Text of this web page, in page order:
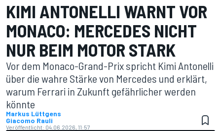
KIMI ANTONELLI WARNT VOR
MONACO: MERCEDES NICHT
NUR BEIM MOTOR STARK
Vor dem Monaco-Grand-Prix spricht Kimi Antonelli
über die wahre Stärke von Mercedes und erklärt,
warum Ferrari in Zukunft gefährlicher werden
könnte
Markus Lüttgens
Giacomo Rauli
Veröffentlicht: 04.06.2026, 11:57